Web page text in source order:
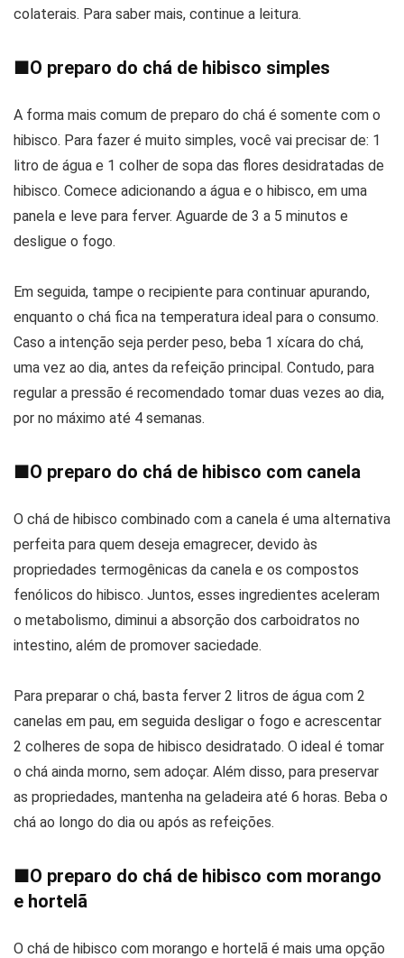
colaterais. Para saber mais, continue a leitura.
■O preparo do chá de hibisco simples
A forma mais comum de preparo do chá é somente com o
hibisco. Para fazer é muito simples, você vai precisar de: 1
litro de água e 1 colher de sopa das flores desidratadas de
hibisco. Comece adicionando a água e o hibisco, em uma
panela e leve para ferver. Aguarde de 3 a 5 minutos e
desligue o fogo.
Em seguida, tampe o recipiente para continuar apurando,
enquanto o chá fica na temperatura ideal para o consumo.
Caso a intenção seja perder peso, beba 1 xícara do chá,
uma vez ao dia, antes da refeição principal. Contudo, para
regular a pressão é recomendado tomar duas vezes ao dia,
por no máximo até 4 semanas.
■O preparo do chá de hibisco com canela
O chá de hibisco combinado com a canela é uma alternativa
perfeita para quem deseja emagrecer, devido às
propriedades termogênicas da canela e os compostos
fenólicos do hibisco. Juntos, esses ingredientes aceleram
o metabolismo, diminui a absorção dos carboidratos no
intestino, além de promover saciedade.
Para preparar o chá, basta ferver 2 litros de água com 2
canelas em pau, em seguida desligar o fogo e acrescentar
2 colheres de sopa de hibisco desidratado. O ideal é tomar
o chá ainda morno, sem adoçar. Além disso, para preservar
as propriedades, mantenha na geladeira até 6 horas. Beba o
chá ao longo do dia ou após as refeições.
■O preparo do chá de hibisco com morango
e hortelã
O chá de hibisco com morango e hortelã é mais uma opção